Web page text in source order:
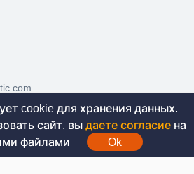
18 лет. На сайте не
денежные средства, вся
cookie для хранения данных.
сайт, вы даете согласие на
файлами
Ok